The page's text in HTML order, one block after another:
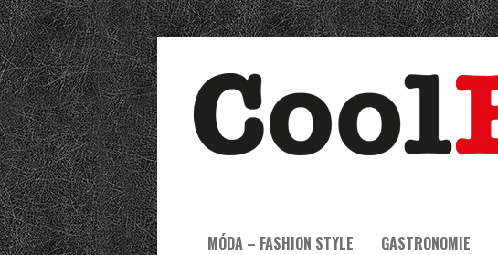
MÓDA – FASHION STYLE GASTRONOMIE